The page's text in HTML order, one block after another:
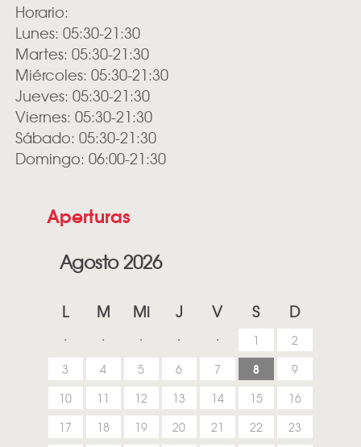
Horario:
Lunes: 05:30-21:30
Martes: 05:30-21:30
Miércoles: 05:30-21:30
Jueves: 05:30-21:30
Viernes: 05:30-21:30
Sábado: 05:30-21:30
Domingo: 06:00-21:30
Aperturas
Agosto 2026
L M Mi J V S D
1
2
3
4 5 6 7 8
9
10
11 12 13 14 15
16
17
18 19 20 21 22
23